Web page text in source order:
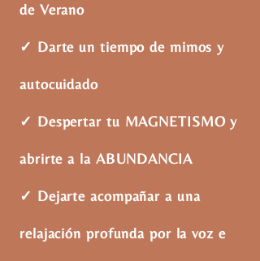
de Verano
✓ Darte un tiempo de mimos y
autocuidado
✓ Despertar tu MAGNETISMO y
abrirte a la ABUNDANCIA
✓ Dejarte acompañar a una
relajación profunda por la voz e